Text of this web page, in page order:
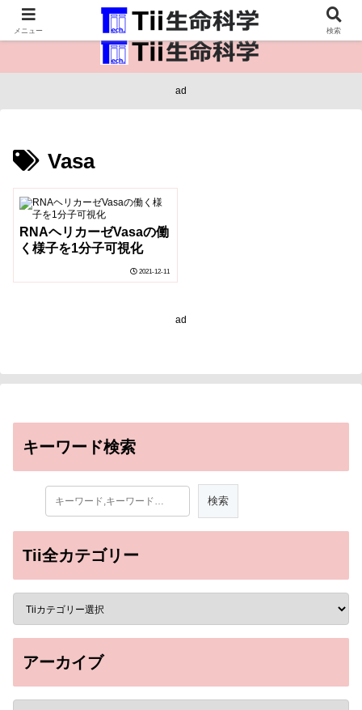
医療保健・生命・生物の情報インフラ。
ad
Vasa
RNAヘリカーゼVasaの働
く様子を1分子可視化
2021-12-11
ad
キーワード検索
Tii全カテゴリー
アーカイブ
メニュー 検索